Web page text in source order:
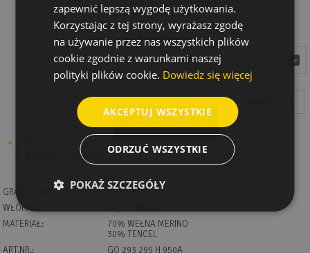
2. Wybierz rozmiar:
Rozmiar
wybierz
wybierz
dodaj do listy zakupów
dodaj do porównania
GRAMATURA:
130 G/M2
WŁÓKNO:
MATERIAŁ:
70% WEŁNA MERINO
30% TENCEL
ART.NR.:
GO 293 295 H 950A
zapewnić lepszą wygodę użytkowania.
Korzystając z tej strony, wyrażasz zgodę
na używanie przez nas wszystkich plików
cookie zgodnie z warunkami naszej
polityki plików cookie. Dowiedz się więcej
AKCEPTUJ WSZYSTKIE
ODRZUĆ WSZYSTKIE
POKAŻ SZCZEGÓŁY